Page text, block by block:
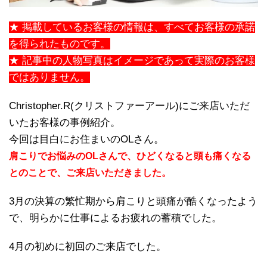
★ 掲載しているお客様の情報は、すべてお客様の承諾
を得られたものです。
★ 記事中の人物写真はイメージであって実際のお客様
ではありません。
Christopher.R(クリストファーアール)にご来店いただ
いたお客様の事例紹介。
今回は目白にお住まいのOLさん。
肩こりでお悩みのOLさんで、ひどくなると頭も痛くなる
とのことで、ご来店いただきました。
3月の決算の繁忙期から肩こりと頭痛が酷くなったよう
で、明らかに仕事によるお疲れの蓄積でした。
4月の初めに初回のご来店でした。